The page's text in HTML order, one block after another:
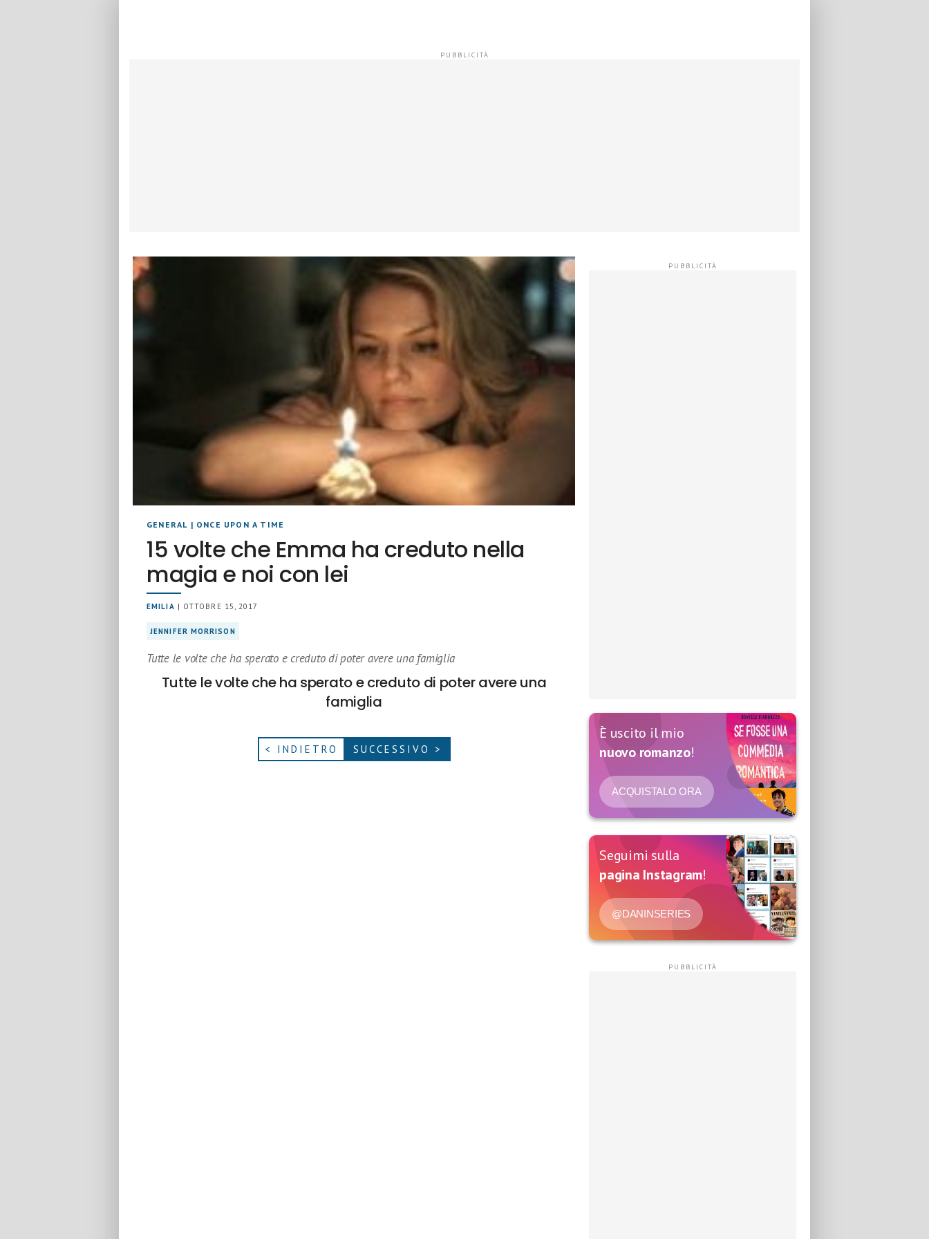
GENERAL | ONCE UPON A TIME
15 volte che Emma ha creduto nella
magia e noi con lei
EMILIA | OTTOBRE 15, 2017
JENNIFER MORRISON
Tutte le volte che ha sperato e creduto di poter avere una famiglia
Tutte le volte che ha sperato e creduto di poter avere una
famiglia
< INDIETRO SUCCESSIVO >
È uscito il mio
nuovo romanzo!
ACQUISTALO ORA
Seguimi sulla
pagina Instagram!
@DANINSERIES